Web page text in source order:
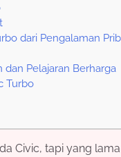
dari Pengalaman
dan Pelajaran Berharga
Turbo
Civic, tapi yang